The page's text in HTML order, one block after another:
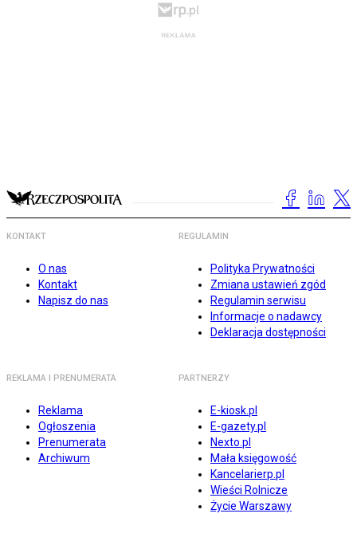
KONTAKT
O nas
Kontakt
Napisz do nas
REGULAMIN
Polityka Prywatności
Zmiana ustawień zgód
Regulamin serwisu
Informacje o nadawcy
Deklaracja dostępności
REKLAMA I PRENUMERATA
Reklama
Ogłoszenia
Prenumerata
Archiwum
PARTNERZY
E-kiosk.pl
E-gazety.pl
Nexto.pl
Mała księgowość
Kancelarierp.pl
Wieści Rolnicze
Życie Warszawy